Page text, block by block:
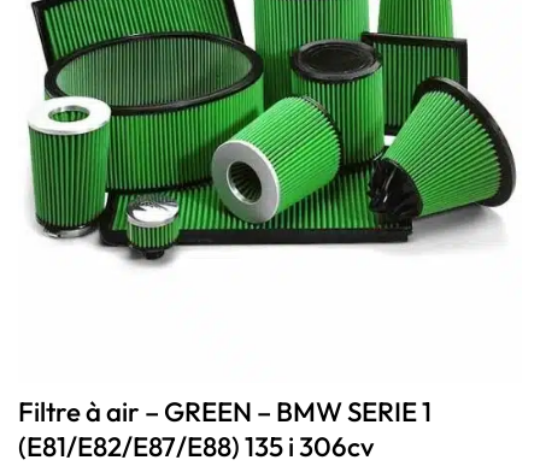
Filtre à air – GREEN – BMW SERIE 1
(E81/E82/E87/E88) 135 i 306cv